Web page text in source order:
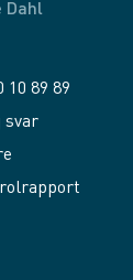
Dahl
10 89 89
svar